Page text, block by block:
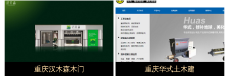
重庆汉木森木门 重庆华式土木建